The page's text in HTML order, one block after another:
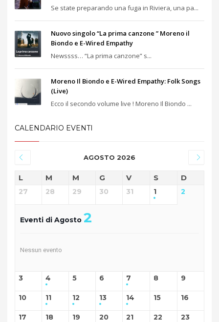
Se state preparando una fuga in Riviera, una pa...
Nuovo singolo “La prima canzone ” Moreno il
Biondo e E-Wired Empathy
Newssss… “La prima canzone” s...
Moreno Il Biondo e E-Wired Empathy: Folk Songs
(Live)
Ecco il secondo volume live ! Moreno Il Biondo ...
CALENDARIO EVENTI
AGOSTO 2026
L M M G V S D
27 28 29 30 31 1 2
Eventi di Agosto 2
Nessun evento
3 4 5 6 7 8 9
10 11 12 13 14 15 16
17 18 19 20 21 22 23